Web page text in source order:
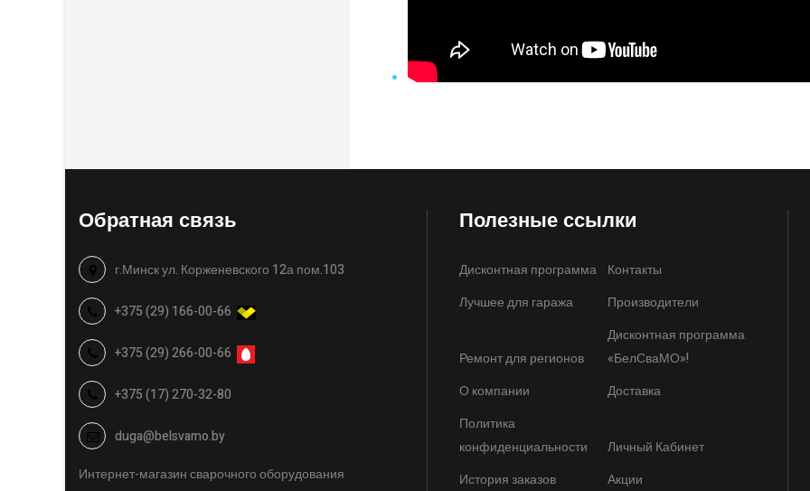
Обратная связь
г.Минск ул. Корженевского 12а пом.103
+375 (29) 166-00-66
+375 (29) 266-00-66
+375 (17) 270-32-80
duga@belsvamo.by
Интернет-магазин сварочного оборудования
Полезные ссылки
Дисконтная программа
Контакты
Лучшее для гаража
Производители
Ремонт для регионов
Дисконтная программа
«БелСваМО»!
О компании
Доставка
Политика
конфиденциальности
Личный Кабинет
История заказов
Акции